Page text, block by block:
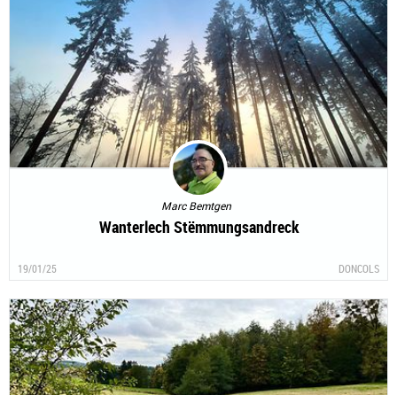
Marc Bemtgen
Wanterlech Stëmmungsandreck
19/01/25 DONCOLS